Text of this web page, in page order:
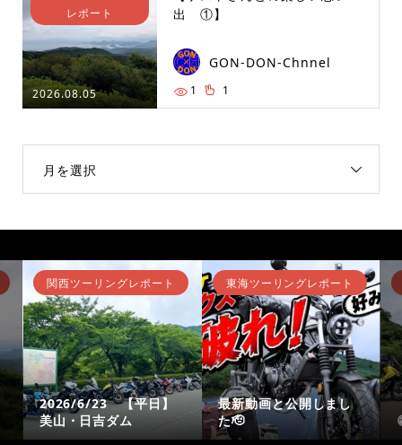
2026.08.05
レポート
出 ①】
GON-DON-Chnnel
1 1
月を選択
関西ツーリングレポート
2026/6/23 【平日】
美山・日吉ダム
東海ツーリングレポート
最新動画と公開しまし
た🫡